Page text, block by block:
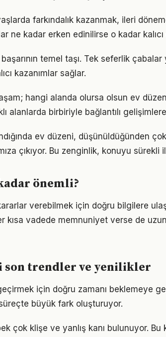
farkındalık kazanmak, ileri
ne kadar erken edinilirse o kadar
temel taşı. Tek seferlik
kazanımlar sağlar.
hangi alanda olursa olsun ev
alanlarda birbiriyle bağlantılı gelişimlere
ev düzeni, düşünüldüğünden
çıkıyor. Bu zenginlik, konuyu sürekli
önemli?
verebilmek için doğru bilgilere
kısa vadede memnuniyet verse de
son trendler ve yenilikler
için doğru zamanı beklemeye
büyük fark oluşturuyor.
çok klişe ve yanlış kanı bulunuyor. Bu